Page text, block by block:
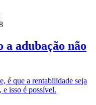
a adubação não
é que a rentabilidade seja
isso é possível.